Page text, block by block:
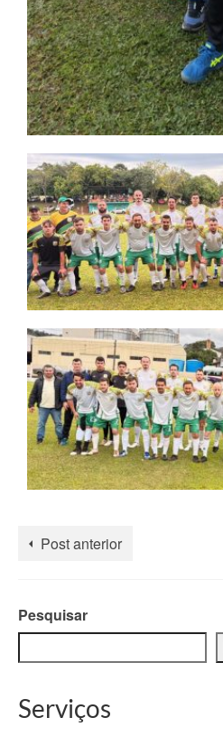
Post anterior
Pesquisar
Serviços